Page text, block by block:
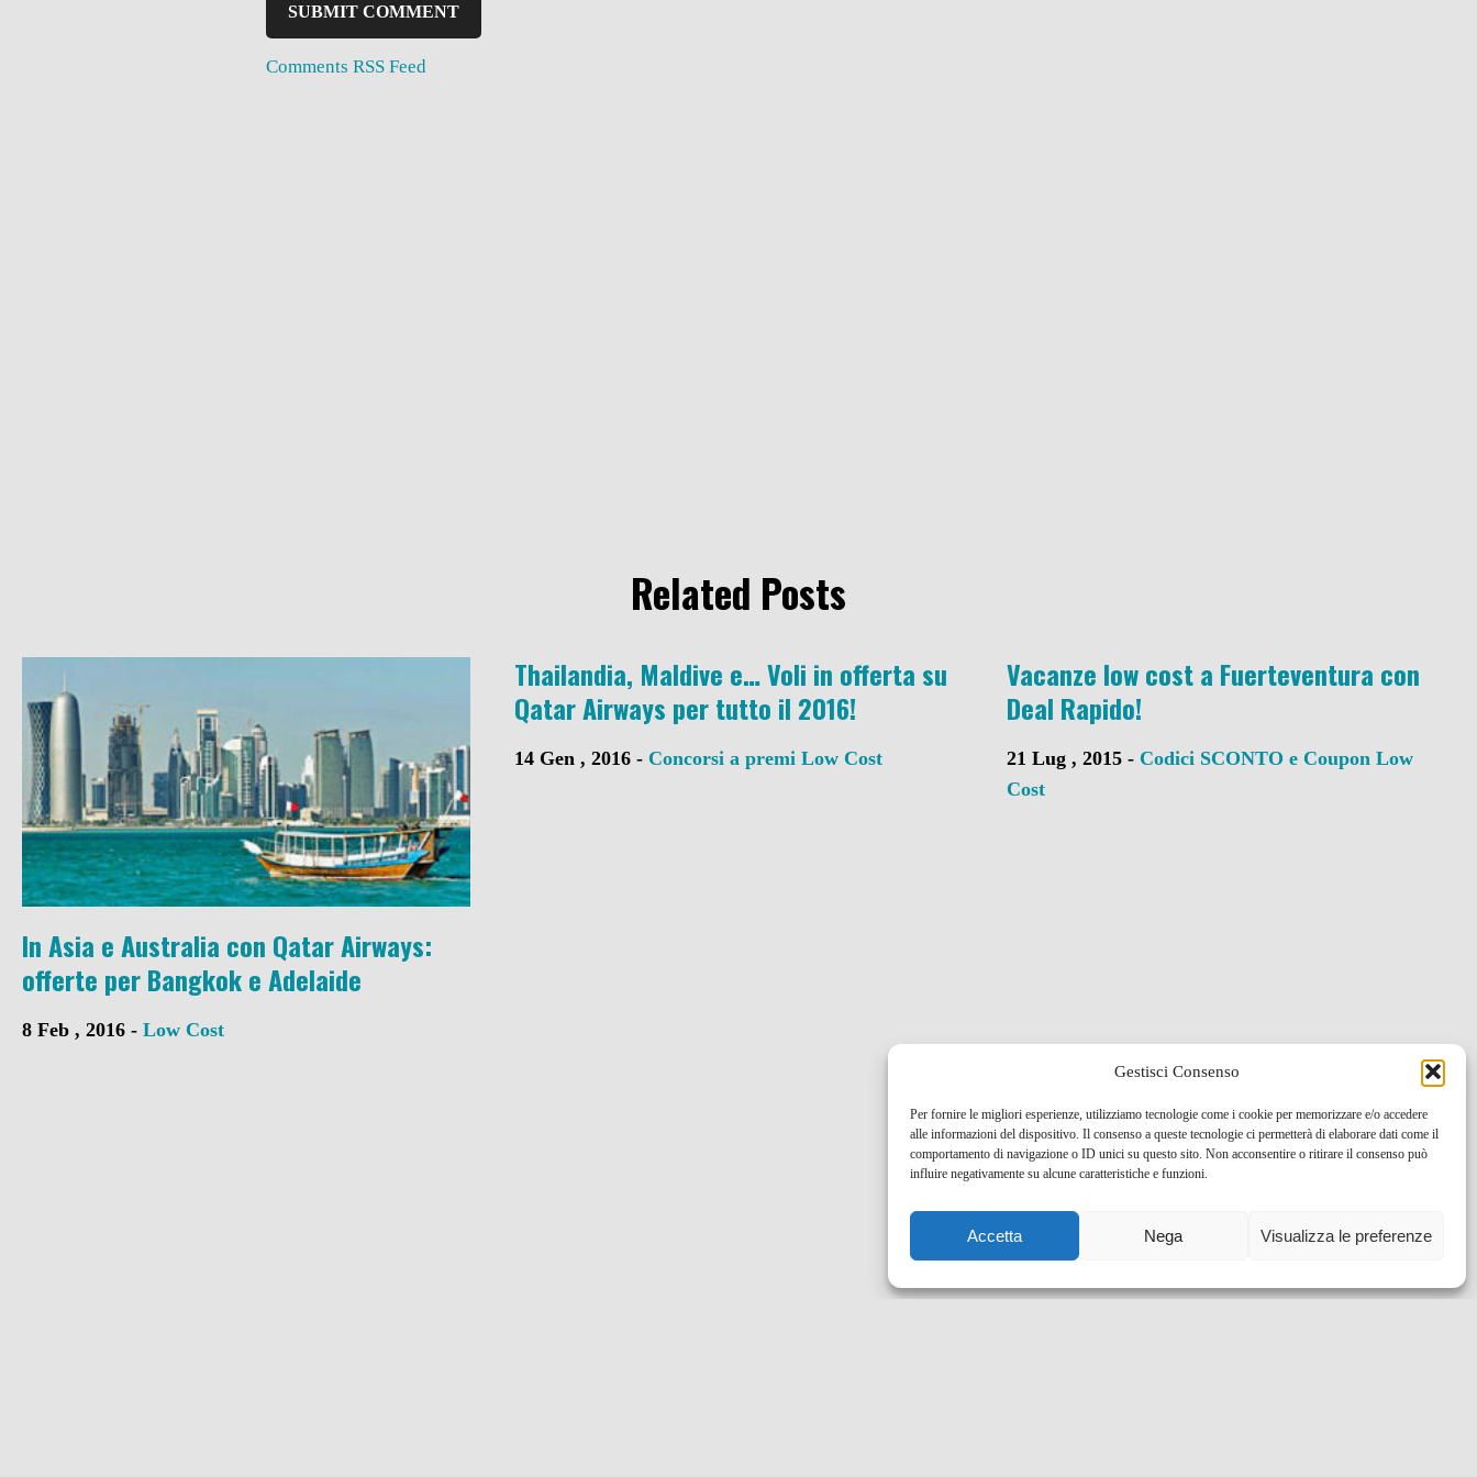
Gestisci Consenso
Per fornire le migliori esperienze, utilizziamo tecnologie come i cookie per memorizzare e/o accedere
alle informazioni del dispositivo. Il consenso a queste tecnologie ci permetterà di elaborare dati come il
comportamento di navigazione o ID unici su questo sito. Non acconsentire o ritirare il consenso può
influire negativamente su alcune caratteristiche e funzioni.
Accetta Nega Visualizza le preferenze
Comments RSS Feed
Related Posts
In Asia e Australia con Qatar Airways:
offerte per Bangkok e Adelaide
8 Feb , 2016 -Low Cost
Thailandia, Maldive e… Voli in offerta su
Qatar Airways per tutto il 2016!
14 Gen , 2016 - Concorsi a premi Low Cost
Vacanze low cost a Fuerteventura con
Deal Rapido!
21 Lug , 2015 - Codici SCONTO e Coupon Low
Cost